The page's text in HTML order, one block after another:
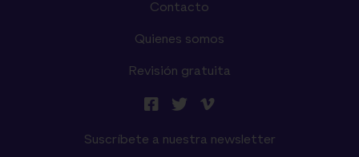
Contacto
Quienes somos
Revisión gratuita
Suscríbete a nuestra newsletter